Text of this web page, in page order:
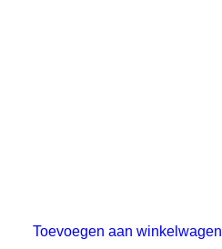
Toevoegen aan winkelwagen